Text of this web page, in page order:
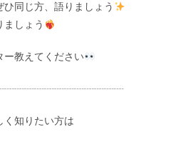
同じ方、語りましょう
ましょう
ー教えてください
く知りたい方は